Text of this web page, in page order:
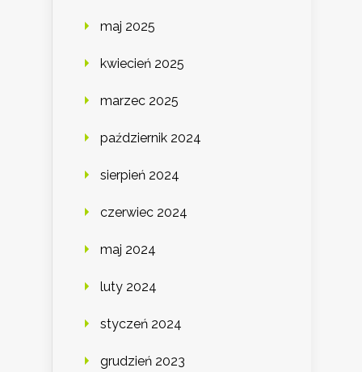
maj 2025
kwiecień 2025
marzec 2025
październik 2024
sierpień 2024
czerwiec 2024
maj 2024
luty 2024
styczeń 2024
grudzień 2023